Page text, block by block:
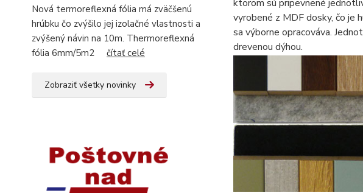
Nová termoreflexná fólia má zväčšenú
hrúbku čo zvýšilo jej izolačné vlastnosti a
zvýšený návin na 10m. Thermoreflexná
fólia 6mm/5m2 čítať celé
Zobraziť všetky novinky
ktorom sú pripevnené
vyrobené z MDF dosky, čo je
sa výborne opracováva.
drevenou dýhou.